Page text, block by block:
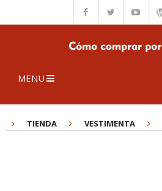
MENU
TIENDA VESTIMENTA